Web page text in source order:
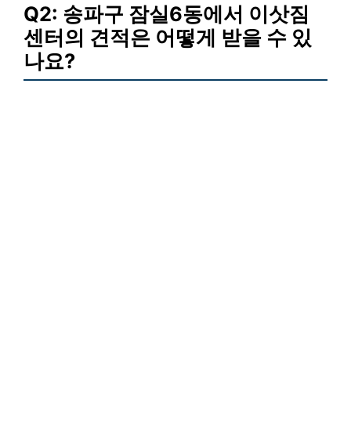
Q2: 송파구 잠실6동에서 이삿짐
센터의 견적은 어떻게 받을 수 있
나요?